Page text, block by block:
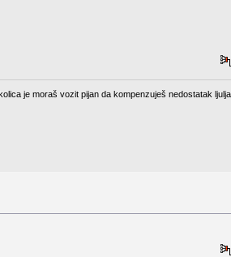
je moraš vozit pijan da kompenzuješ nedostatak